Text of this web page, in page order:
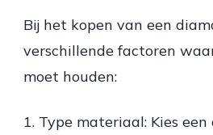
Bij het kopen van een
verschillende factoren
moet houden:
1. Type materiaal: Kies